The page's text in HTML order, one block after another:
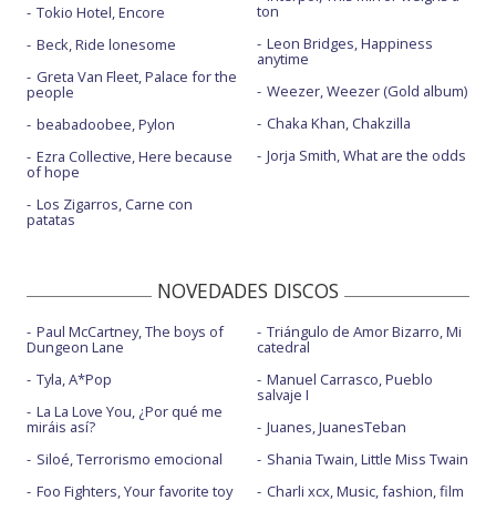
Tokio Hotel, Encore
Beck, Ride lonesome
Greta Van Fleet, Palace for the
people
beabadoobee, Pylon
Ezra Collective, Here because
of hope
Los Zigarros, Carne con
patatas
ton
Leon Bridges, Happiness
anytime
Weezer, Weezer (Gold album)
Chaka Khan, Chakzilla
Jorja Smith, What are the odds
NOVEDADES DISCOS
Paul McCartney, The boys of
Dungeon Lane
Tyla, A*Pop
La La Love You, ¿Por qué me
miráis así?
Siloé, Terrorismo emocional
Foo Fighters, Your favorite toy
Triángulo de Amor Bizarro, Mi
catedral
Manuel Carrasco, Pueblo
salvaje I
Juanes, JuanesTeban
Shania Twain, Little Miss Twain
Charli xcx, Music, fashion, film